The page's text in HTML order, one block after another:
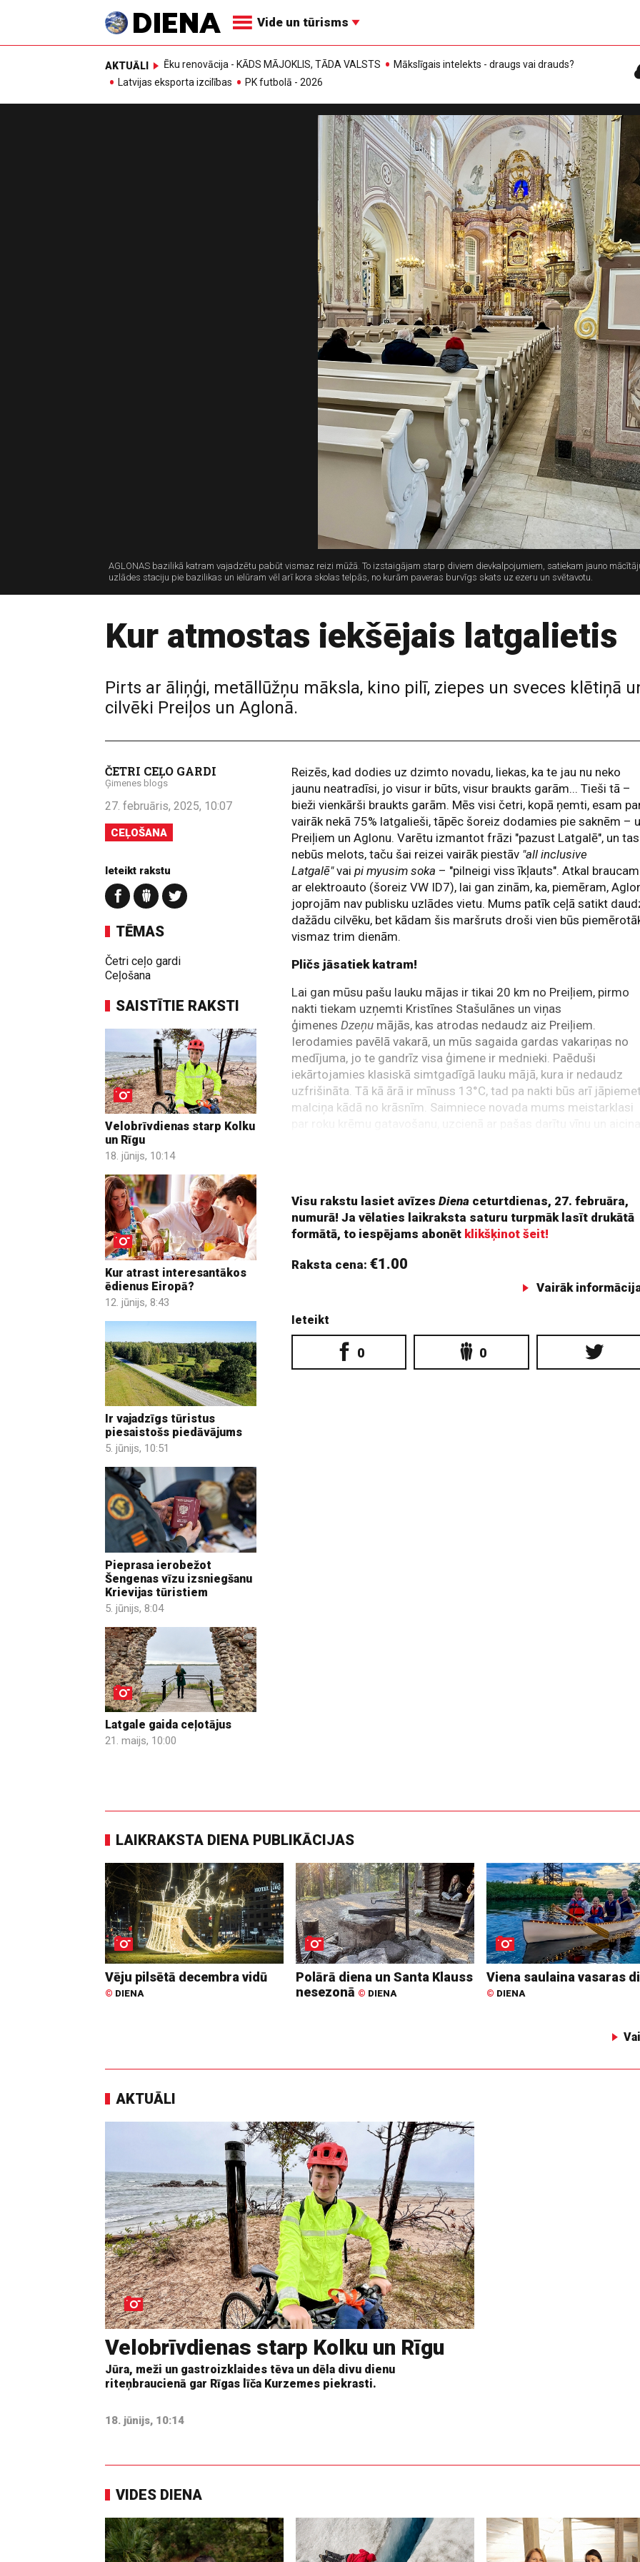
Vide un tūrisms
AKTUĀLI Ēku renovācija - KĀDS MĀJOKLIS, TĀDA VALSTS
Mākslīgais intelekts - draugs vai drauds?
Latvijas eksporta izcilības
PK futbolā - 2026
AGLONAS bazilikā katram vajadzētu pabūt vismaz reizi mūžā. To izstaigājam starp diviem dievkalpojumiem, satiekam jauno
uzlādes staciju pie bazilikas un ielūram vēl arī kora skolas telpās, no kurām paveras burvīgs skats uz ezeru un svētavotu.
Kur atmostas iekšējais latgalietis
Pirts ar āliņģi, metāllūžņu māksla, kino pilī, ziepes un sveces klētiņā
cilvēki Preiļos un Aglonā.
ČETRI CEĻO GARDI
Ģimenes blogs
27. februāris, 2025, 10:07
CEĻOŠANA
Ieteikt rakstu
TĒMAS
Četri ceļo gardi
Ceļošana
SAISTĪTIE RAKSTI
Velobrīvdienas starp Kolku
un Rīgu
18. jūnijs, 10:14
Kur atrast interesantākos
ēdienus Eiropā?
12. jūnijs, 8:43
Ir vajadzīgs tūristus
piesaistošs piedāvājums
5. jūnijs, 10:51
Pieprasa ierobežot
Šengenas vīzu izsniegšanu
Krievijas tūristiem
5. jūnijs, 8:04
Latgale gaida ceļotājus
21. maijs, 10:00
Reizēs, kad dodies uz dzimto novadu, liekas, ka te jau nu neko
jaunu neatradīsi, jo visur ir būts, visur braukts garām... Tieši tā –
bieži vienkārši braukts garām. Mēs visi četri, kopā ņemti, esam
vairāk nekā 75% latgalieši, tāpēc šoreiz dodamies pie saknēm –
Preiļiem un Aglonu. Varētu izmantot frāzi "pazust Latgalē", un tas
nebūs melots, taču šai reizei vairāk piestāv "all inclusive
Latgalē"vaipi myusim soka – "pilneigi viss īkļauts". Atkal braucam
ar elektroauto (šoreiz VW ID7), lai gan zinām, ka, piemēram,
joprojām nav publisku uzlādes vietu. Mums patīk ceļā satikt
dažādu cilvēku, bet kādam šis maršruts droši vien būs
vismaz trim dienām.
Pličs jāsatiek katram!
Lai gan mūsu pašu lauku mājas ir tikai 20 km no Preiļiem, pirmo
nakti tiekam uzņemti Kristīnes Stašulānes un viņas
ģimenesDzeņu mājās, kas atrodas nedaudz aiz Preiļiem.
Ierodamies pavēlā vakarā, un mūs sagaida gardas vakariņas no
medījuma, jo te gandrīz visa ģimene ir mednieki. Paēduši
iekārtojamies klasiskā simtgadīgā lauku mājā, kura ir nedaudz
uzfrišināta. Tā kā ārā ir mīnuss 13°C, tad pa nakti būs arī
malciņa kādā no krāsnīm. Saimniece novada mums meistarklasi
Visu rakstu lasiet avīzesDiena ceturtdienas, 27. februāra,
numurā! Ja vēlaties laikraksta saturu turpmāk lasīt drukātā
formātā, to iespējams abonēt klikšķinot šeit!
Raksta cena:€1.00
Vairāk
Ieteikt
0 0
LAIKRAKSTA DIENA PUBLIKĀCIJAS
Vēju pilsētā decembra vidū
© DIENA
Polārā diena un Santa Klauss
nesezonā © DIENA
Viena saulaina vasaras
© DIENA
AKTUĀLI
Velobrīvdienas starp Kolku un Rīgu
Jūra, meži un gastroizklaides tēva un dēla divu dienu
riteņbraucienā gar Rīgas līča Kurzemes piekrasti.
18. jūnijs, 10:14
VIDES DIENA